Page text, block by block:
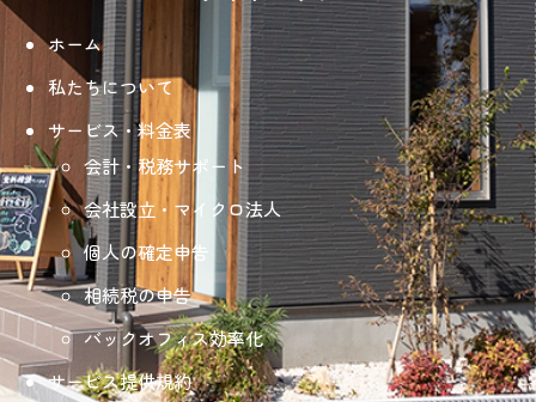
ホーム
私たちについて
サービス・料金表
会計・税務サポート
会社設立・マイクロ法人
個人の確定申告
相続税の申告
バックオフィス効率化
サービス提供規約